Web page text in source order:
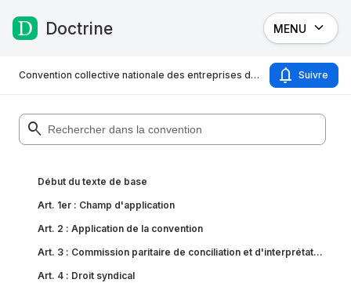
Passer au contenu
Doctrine MENU
Convention collective nationale des entreprises de prévention et de sécurité du 15 février 1985. Etendue par arrêté du 25 juillet 1985 (JO du 30 juillet 1985) Suivre
Début du texte de base
Art. 1er : Champ d'application
Art. 2 : Application de la convention
Art. 3 : Commission paritaire de conciliation et d'interprétation
Art. 4 : Droit syndical